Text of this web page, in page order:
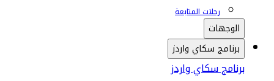
رحلات المتابعة
الوجهات
برنامج سكاي واردز
برنامج سكاي واردز